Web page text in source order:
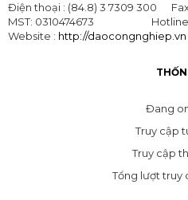
DAO
CẮT
SẮT
Điện thoại : (84.8) 3 7309 300
MST: 0310474673 Hotline:
Website : http://daocongnghiep.vn
Đang
Truy cập
Truy cập
Tổng lượt truy